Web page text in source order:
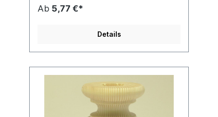
Ab 5,77 €*
Details